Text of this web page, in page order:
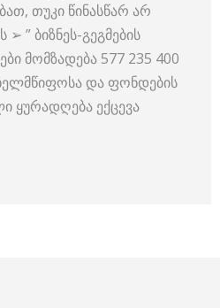
თუკი წინასწარ არ
” ბიზნეს-გეგმების
მომზადება 577 235 400
და ფონდების
ყურადღება ექცევა